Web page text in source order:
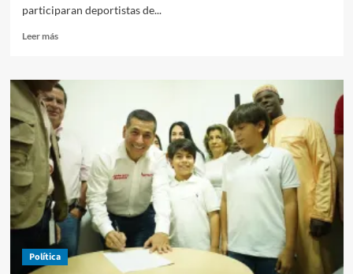
participaran deportistas de...
Leer másLeer
Iderbol
hace
lanzamiento
de
los
Juegos
e
inaugura
estadio
de
fútbol
en
San
Política